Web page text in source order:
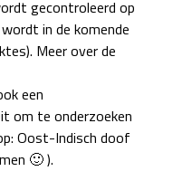
gecontroleerd op
in de komende
Meer over de
een
om te onderzoeken
Oost-Indisch doof
🙂 ).